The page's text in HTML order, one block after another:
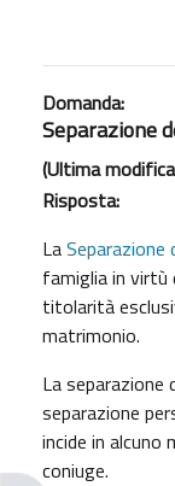
Domanda:
Separazione
(Ultima
Risposta:
LaSeparazione
famiglia in virtù
titolarità
matrimonio.
La separazione
separazione
incide in alcuno
coniuge.